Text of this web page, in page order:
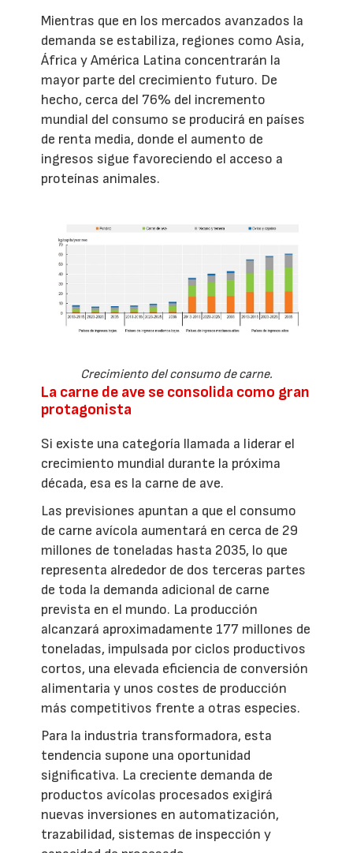
Mientras que en los mercados avanzados la
demanda se estabiliza, regiones como Asia,
África y América Latina concentrarán la
mayor parte del crecimiento futuro. De
hecho, cerca del 76% del incremento
mundial del consumo se producirá en países
de renta media, donde el aumento de
ingresos sigue favoreciendo el acceso a
proteínas animales.
Crecimiento del consumo de carne.
La carne de ave se consolida como gran
protagonista
Si existe una categoría llamada a liderar el
crecimiento mundial durante la próxima
década, esa es la carne de ave.
Las previsiones apuntan a que el consumo
de carne avícola aumentará en cerca de 29
millones de toneladas hasta 2035, lo que
representa alrededor de dos terceras partes
de toda la demanda adicional de carne
prevista en el mundo. La producción
alcanzará aproximadamente 177 millones de
toneladas, impulsada por ciclos productivos
cortos, una elevada eficiencia de conversión
alimentaria y unos costes de producción
más competitivos frente a otras especies.
Para la industria transformadora, esta
tendencia supone una oportunidad
significativa. La creciente demanda de
productos avícolas procesados exigirá
nuevas inversiones en automatización,
trazabilidad, sistemas de inspección y